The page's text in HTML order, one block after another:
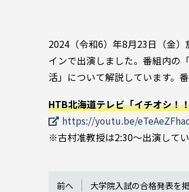
2024（令和6）年8月23日（金
インで出演しました。番組内の
活」について解説しています。
HTB北海道テレビ「イチオシ！
https://youtu.be/
※古村准教授は2:30～出演して
前へ 大学院入試の合格発表を